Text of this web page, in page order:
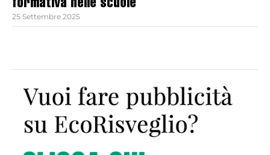
formativa nelle scuole
25 Settembre 2025